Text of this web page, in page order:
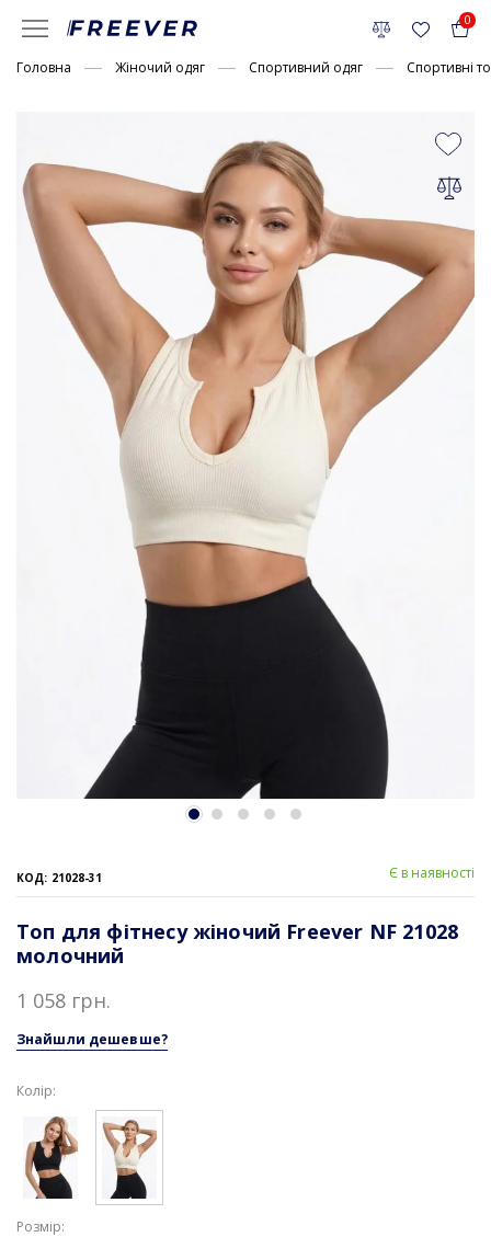
0
Головна Жіночий одяг Спортивний одяг Спортивні
КОД: 21028-31 Є в наявності
Топ для фітнесу жіночий Freever NF 21028
молочний
1 058 грн.
Знайшли дешевше?
Колір:
Розмір